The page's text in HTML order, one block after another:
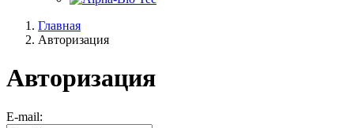
Главная
Авторизация
Авторизация
E-mail: